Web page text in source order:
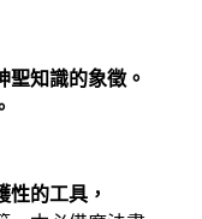
知識的象徵。
的工具，